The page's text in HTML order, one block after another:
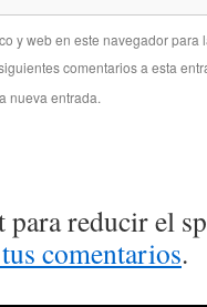
y web en este navegador para
comentarios a esta
nueva entrada.
para reducir el
comentarios.